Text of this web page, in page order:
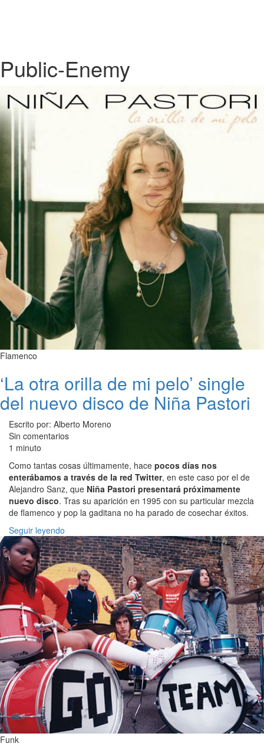
Public-Enemy
Flamenco
‘La otra orilla de mi pelo’ single
del nuevo disco de Niña Pastori
Escrito por: Alberto Moreno
Sin comentarios
1 minuto
Como tantas cosas últimamente, hace pocos días nos
enterábamos a través de la red Twitter, en este caso por el de
Alejandro Sanz, que Niña Pastori presentará próximamente
nuevo disco. Tras su aparición en 1995 con su particular mezcla
de flamenco y pop la gaditana no ha parado de cosechar éxitos.
Seguir leyendo
Funk